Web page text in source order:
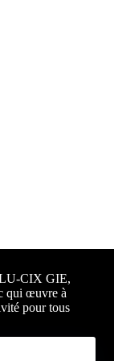
LU-CIX GIE,
qui œuvre à
pour tous